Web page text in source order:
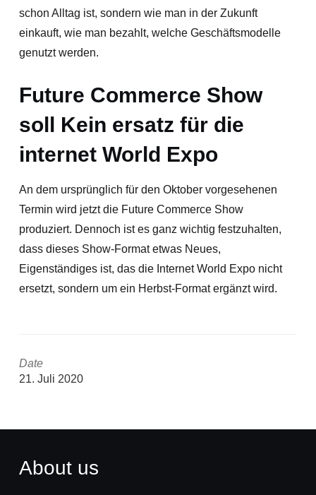
schon Alltag ist, sondern wie man in der Zukunft
einkauft, wie man bezahlt, welche Geschäftsmodelle
genutzt werden.
Future Commerce Show
soll Kein ersatz für die
internet World Expo
An dem ursprünglich für den Oktober vorgesehenen
Termin wird jetzt die Future Commerce Show
produziert. Dennoch ist es ganz wichtig festzuhalten,
dass dieses Show-Format etwas Neues,
Eigenständiges ist, das die Internet World Expo nicht
ersetzt, sondern um ein Herbst-Format ergänzt wird.
Date
21. Juli 2020
About us